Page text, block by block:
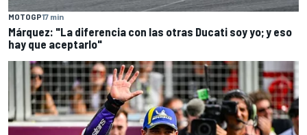
MOTOGP17 min
Márquez: "La diferencia con las otras Ducati soy yo; y eso
hay que aceptarlo"